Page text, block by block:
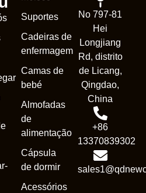
Suportes
Cadeiras de
enfermagem
Camas de
bebé
Almofadas
de
alimentação
Cápsula
de dormir
Acessórios
No 797-81
Hei
Longjiang
Rd, distrito
de Licang,
Qingdao,
China
+86
13370839302